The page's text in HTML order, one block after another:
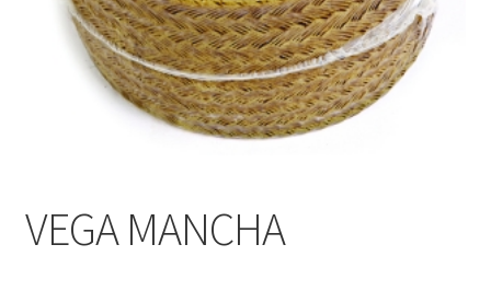
Ekol Katalog
Heinz Katalog
VEGA MANCHA